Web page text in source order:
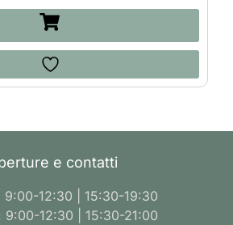
e contatti
9:00-12:30 | 15:30-19:30
9:00-12:30 | 15:30-21:00